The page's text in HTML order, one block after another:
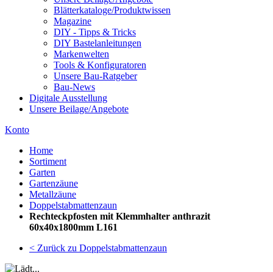
Blätterkataloge/Produktwissen
Magazine
DIY - Tipps & Tricks
DIY Bastelanleitungen
Markenwelten
Tools & Konfiguratoren
Unsere Bau-Ratgeber
Bau-News
Digitale Ausstellung
Unsere Beilage/Angebote
Konto
Home
Sortiment
Garten
Gartenzäune
Metallzäune
Doppelstabmattenzaun
Rechteckpfosten mit Klemmhalter anthrazit
60x40x1800mm L161
< Zurück zu Doppelstabmattenzaun